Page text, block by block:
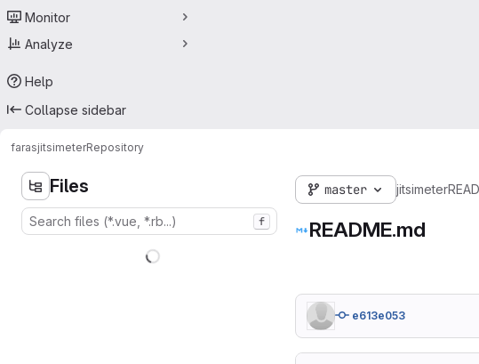
Monitor
Analyze
Help
Collapse sidebar
farasjitsimeterRepository
Files
f
master jitsimeter
README.md
e613e053